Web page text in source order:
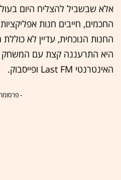
אלא שבשביל להצליח היום
החנות הנוכחית, עדיין לא
היא התרעננה קצת עם המשחק
האינטרנטי Last FM ופייסבוק.
-